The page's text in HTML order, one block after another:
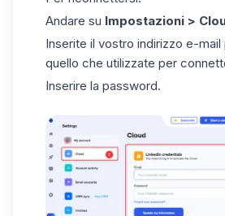
Andare su Impostazioni >
Inserite il vostro indirizzo e-
quello che utilizzate per
Inserire la password.